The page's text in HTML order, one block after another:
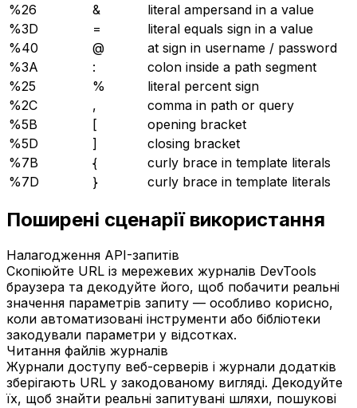
%26
&
literal ampersand in a value
%3D
=
literal equals sign in a value
%40
@
at sign in username / password
%3A
:
colon inside a path segment
%25
%
literal percent sign
%2C
,
comma in path or query
%5B
[
opening bracket
%5D
]
closing bracket
%7B
{
curly brace in template literals
%7D
} curly brace in template literals
Поширені сценарії використання
Налагодження API-запитів
Скопіюйте URL із мережевих журналів DevTools
браузера та декодуйте його, щоб побачити реальні
значення параметрів запиту — особливо корисно,
коли автоматизовані інструменти або бібліотеки
закодували параметри у відсотках.
Читання файлів журналів
Журнали доступу веб-серверів і журнали додатків
зберігають URL у закодованому вигляді. Декодуйте
їх, щоб знайти реальні запитувані шляхи, пошукові